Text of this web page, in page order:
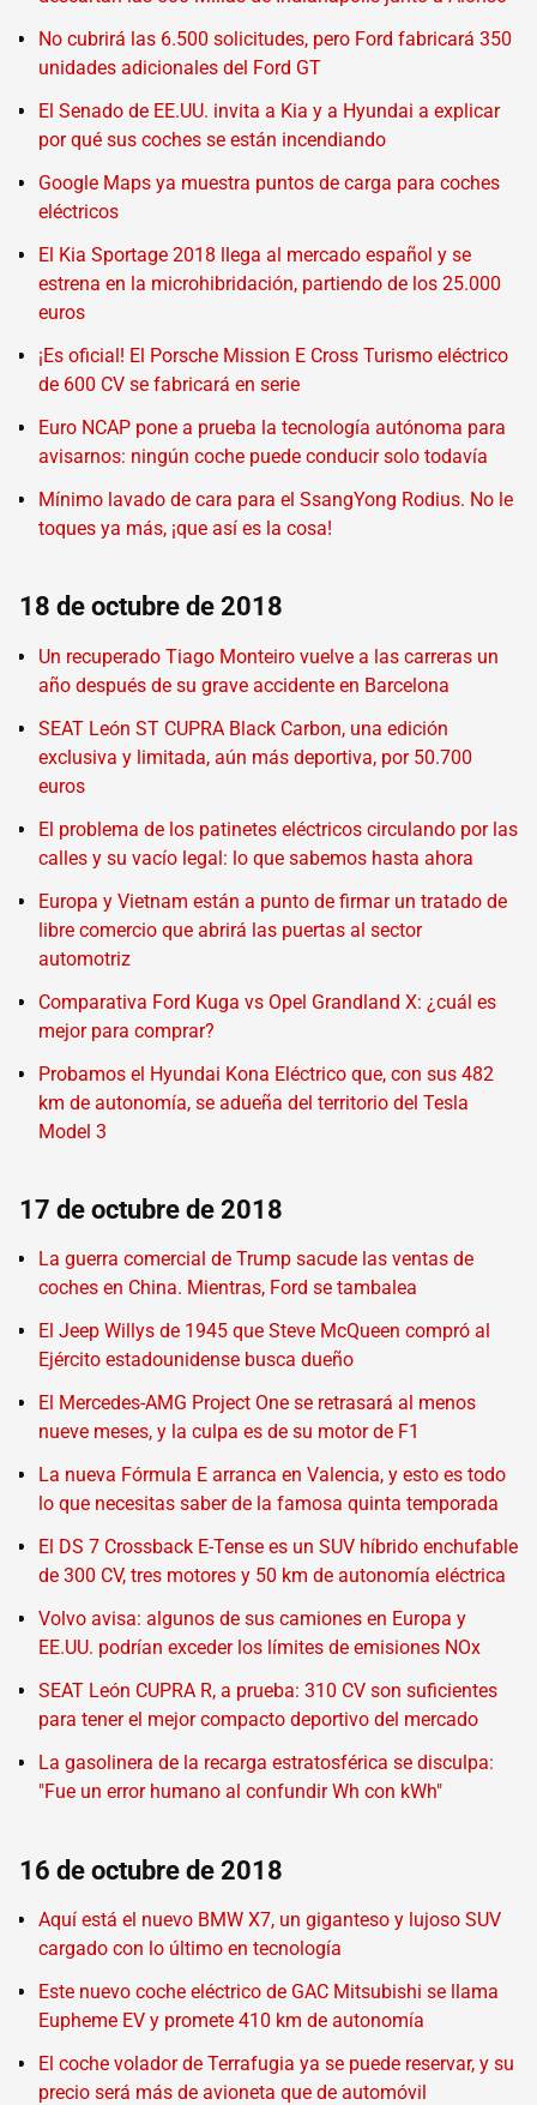
No cubrirá las 6.500 solicitudes, pero Ford fabricará 350
unidades adicionales del Ford GT
El Senado de EE.UU. invita a Kia y a Hyundai a explicar
por qué sus coches se están incendiando
Google Maps ya muestra puntos de carga para coches
eléctricos
El Kia Sportage 2018 llega al mercado español y se
estrena en la microhibridación, partiendo de los 25.000
euros
¡Es oficial! El Porsche Mission E Cross Turismo eléctrico
de 600 CV se fabricará en serie
Euro NCAP pone a prueba la tecnología autónoma para
avisarnos: ningún coche puede conducir solo todavía
Mínimo lavado de cara para el SsangYong Rodius. No le
toques ya más, ¡que así es la cosa!
18 de octubre de 2018
Un recuperado Tiago Monteiro vuelve a las carreras un
año después de su grave accidente en Barcelona
SEAT León ST CUPRA Black Carbon, una edición
exclusiva y limitada, aún más deportiva, por 50.700
euros
El problema de los patinetes eléctricos circulando por las
calles y su vacío legal: lo que sabemos hasta ahora
Europa y Vietnam están a punto de firmar un tratado de
libre comercio que abrirá las puertas al sector
automotriz
Comparativa Ford Kuga vs Opel Grandland X: ¿cuál es
mejor para comprar?
Probamos el Hyundai Kona Eléctrico que, con sus 482
km de autonomía, se adueña del territorio del Tesla
Model 3
17 de octubre de 2018
La guerra comercial de Trump sacude las ventas de
coches en China. Mientras, Ford se tambalea
El Jeep Willys de 1945 que Steve McQueen compró al
Ejército estadounidense busca dueño
El Mercedes-AMG Project One se retrasará al menos
nueve meses, y la culpa es de su motor de F1
La nueva Fórmula E arranca en Valencia, y esto es todo
lo que necesitas saber de la famosa quinta temporada
El DS 7 Crossback E-Tense es un SUV híbrido enchufable
de 300 CV, tres motores y 50 km de autonomía eléctrica
Volvo avisa: algunos de sus camiones en Europa y
EE.UU. podrían exceder los límites de emisiones NOx
SEAT León CUPRA R, a prueba: 310 CV son suficientes
para tener el mejor compacto deportivo del mercado
La gasolinera de la recarga estratosférica se disculpa:
"Fue un error humano al confundir Wh con kWh"
16 de octubre de 2018
Aquí está el nuevo BMW X7, un giganteso y lujoso SUV
cargado con lo último en tecnología
Este nuevo coche eléctrico de GAC Mitsubishi se llama
Eupheme EV y promete 410 km de autonomía
El coche volador de Terrafugia ya se puede reservar, y su
precio será más de avioneta que de automóvil